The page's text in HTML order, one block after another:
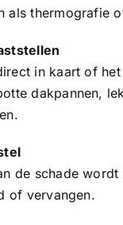
als thermografie
in kaart of
dakpannen,
de schade wordt
of vervangen.